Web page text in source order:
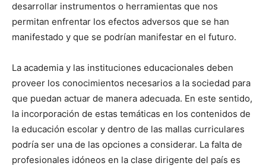
desarrollar instrumentos o herramientas que nos
permitan enfrentar los efectos adversos que se han
manifestado y que se podrían manifestar en el futuro.
La academia y las instituciones educacionales deben
proveer los conocimientos necesarios a la sociedad para
que puedan actuar de manera adecuada. En este sentido,
la incorporación de estas temáticas en los contenidos de
la educación escolar y dentro de las mallas curriculares
podría ser una de las opciones a considerar. La falta de
profesionales idóneos en la clase dirigente del país es